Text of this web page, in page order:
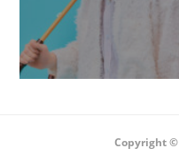
Copyright ©